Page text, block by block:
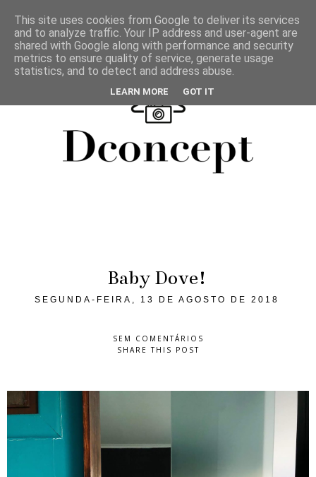
Baby Dove!
SEGUNDA-FEIRA, 13 DE AGOSTO DE 2018
SEM COMENTÁRIOS
SHARE THIS POST
This site uses cookies from Google to deliver its services
and to analyze traffic. Your IP address and user-agent are
shared with Google along with performance and security
metrics to ensure quality of service, generate usage
statistics, and to detect and address abuse.
LEARN MORE GOT IT